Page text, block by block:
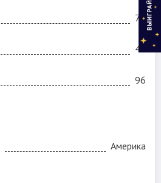
70
40
96
Америка